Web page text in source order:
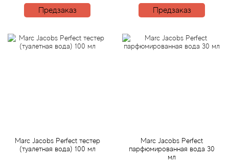
Предзаказ
Предзаказ
Marc Jacobs Perfect тестер
(туалетная вода) 100 мл
Marc Jacobs Perfect
парфюмированная вода 30
мл
Amouroud
Andre L'Arom
Annayake